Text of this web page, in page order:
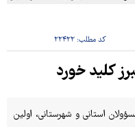
کد مطلب: ۲۲۴۲۲
کلید خورد
استانی و شهرستانی، اولین